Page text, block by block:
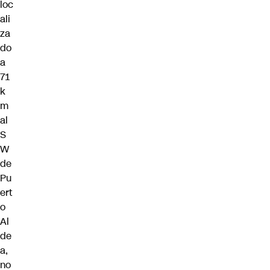
loc
ali
za
do
a
71
k
m
al
S
W
de
Pu
ert
o
Al
de
a,
no